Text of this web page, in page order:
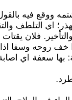
بها سعفة اي